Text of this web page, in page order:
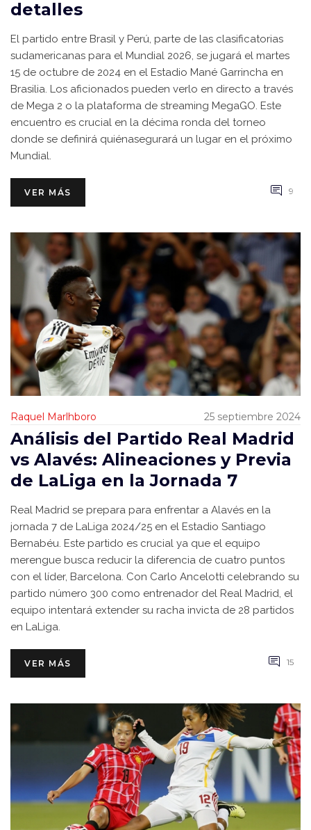
detalles
El partido entre Brasil y Perú, parte de las clasificatorias
sudamericanas para el Mundial 2026, se jugará el martes
15 de octubre de 2024 en el Estadio Mané Garrincha en
Brasilia. Los aficionados pueden verlo en directo a través
de Mega 2 o la plataforma de streaming MegaGO. Este
encuentro es crucial en la décima ronda del torneo
donde se definirá quiénasegurará un lugar en el próximo
Mundial.
VER MÁS 9
Raquel Marlhboro 25 septiembre 2024
Análisis del Partido Real Madrid
vs Alavés: Alineaciones y Previa
de LaLiga en la Jornada 7
Real Madrid se prepara para enfrentar a Alavés en la
jornada 7 de LaLiga 2024/25 en el Estadio Santiago
Bernabéu. Este partido es crucial ya que el equipo
merengue busca reducir la diferencia de cuatro puntos
con el líder, Barcelona. Con Carlo Ancelotti celebrando su
partido número 300 como entrenador del Real Madrid, el
equipo intentará extender su racha invicta de 28 partidos
en LaLiga.
VER MÁS 15